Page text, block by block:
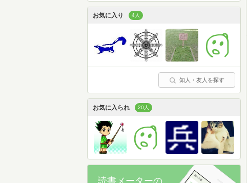
お気に入り 4人
知人・友人を探す
お気に入られ 20人